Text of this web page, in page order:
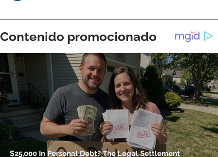
Gracias por suscribirte a nuestro boletín.
ACEPTAR